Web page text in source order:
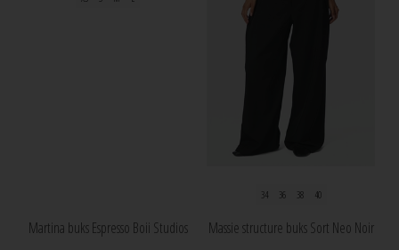
Martina buks Espresso Boii Studios
34 36 38 40
Massie structure buks Sort Neo Noir